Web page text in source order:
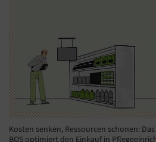
Kosten senken, Ressourcen schonen:
BOS optimiert den Einkauf in